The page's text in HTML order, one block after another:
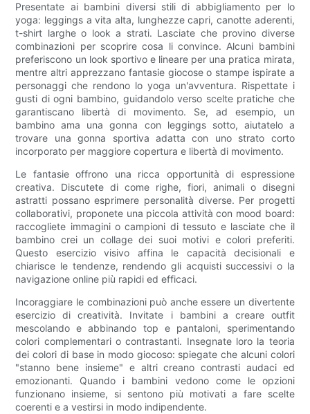
Presentate ai bambini diversi stili di abbigliamento per lo
yoga: leggings a vita alta, lunghezze capri, canotte aderenti,
t-shirt larghe o look a strati. Lasciate che provino diverse
combinazioni per scoprire cosa li convince. Alcuni bambini
preferiscono un look sportivo e lineare per una pratica mirata,
mentre altri apprezzano fantasie giocose o stampe ispirate a
personaggi che rendono lo yoga un'avventura. Rispettate i
gusti di ogni bambino, guidandolo verso scelte pratiche che
garantiscano libertà di movimento. Se, ad esempio, un
bambino ama una gonna con leggings sotto, aiutatelo a
trovare una gonna sportiva adatta con uno strato corto
incorporato per maggiore copertura e libertà di movimento.
Le fantasie offrono una ricca opportunità di espressione
creativa. Discutete di come righe, fiori, animali o disegni
astratti possano esprimere personalità diverse. Per progetti
collaborativi, proponete una piccola attività con mood board:
raccogliete immagini o campioni di tessuto e lasciate che il
bambino crei un collage dei suoi motivi e colori preferiti.
Questo esercizio visivo affina le capacità decisionali e
chiarisce le tendenze, rendendo gli acquisti successivi o la
navigazione online più rapidi ed efficaci.
Incoraggiare le combinazioni può anche essere un divertente
esercizio di creatività. Invitate i bambini a creare outfit
mescolando e abbinando top e pantaloni, sperimentando
colori complementari o contrastanti. Insegnate loro la teoria
dei colori di base in modo giocoso: spiegate che alcuni colori
"stanno bene insieme" e altri creano contrasti audaci ed
emozionanti. Quando i bambini vedono come le opzioni
funzionano insieme, si sentono più motivati ​​a fare scelte
coerenti e a vestirsi in modo indipendente.